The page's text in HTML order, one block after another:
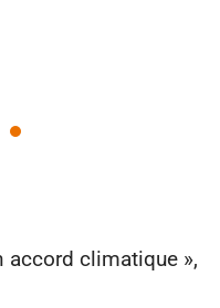
accord climatique »,